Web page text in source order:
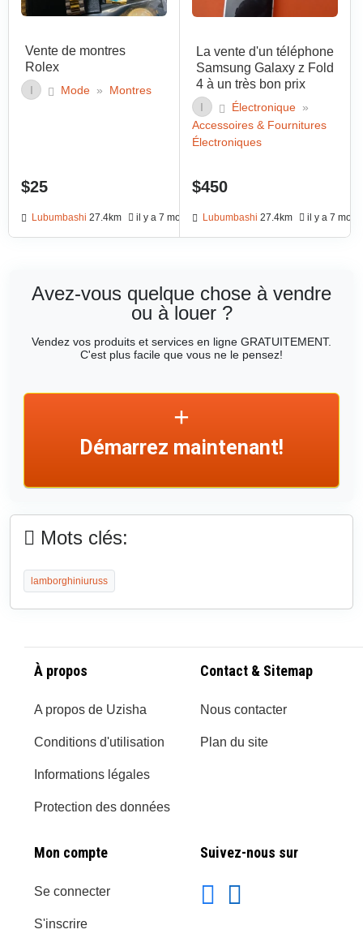
Vente de montres
Rolex
I Mode » Montres
$25
Lubumbashi 27.4km il y a 7 mois
La vente d'un téléphone
Samsung Galaxy z Fold
4 à un très bon prix
I Électronique »
Accessoires & Fournitures
Électroniques
$450
Lubumbashi 27.4km il y a 7 mois
Avez-vous quelque chose à vendre
ou à louer ?
Vendez vos produits et services en ligne GRATUITEMENT.
C'est plus facile que vous ne le pensez!
Démarrez maintenant!
Mots clés:
lamborghiniuruss
À propos
A propos de Uzisha
Conditions d'utilisation
Informations légales
Protection des données
Contact & Sitemap
Nous contacter
Plan du site
Mon compte
Se connecter
S'inscrire
Suivez-nous sur